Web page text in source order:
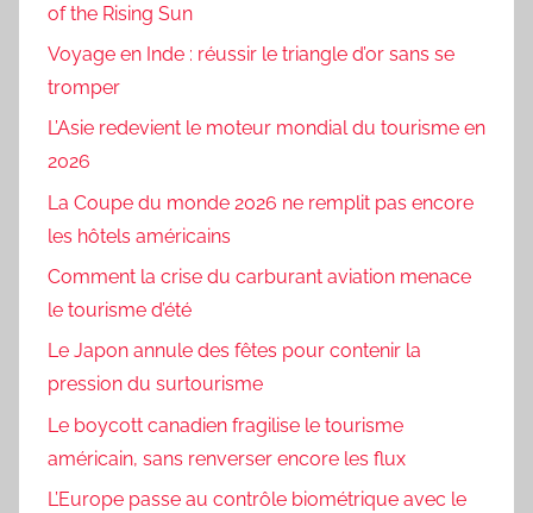
of the Rising Sun
Voyage en Inde : réussir le triangle d’or sans se
tromper
L’Asie redevient le moteur mondial du tourisme en
2026
La Coupe du monde 2026 ne remplit pas encore
les hôtels américains
Comment la crise du carburant aviation menace
le tourisme d’été
Le Japon annule des fêtes pour contenir la
pression du surtourisme
Le boycott canadien fragilise le tourisme
américain, sans renverser encore les flux
L’Europe passe au contrôle biométrique avec le